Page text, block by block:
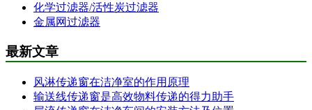
化学过滤器/活性炭过滤器
金属网过滤器
最新文章
风淋传递窗在洁净室的作用原理
输送线传递窗是高效物料传递的得力助手